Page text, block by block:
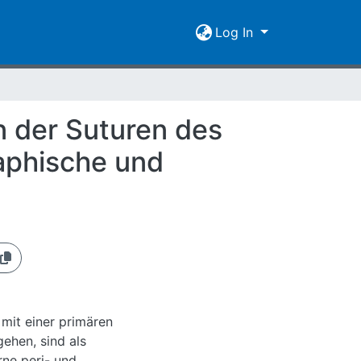
Log In
der Suturen des
und
einer primären
sind als